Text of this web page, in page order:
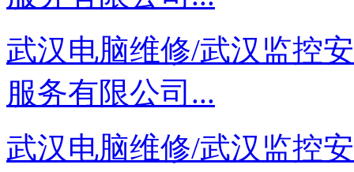
武汉电脑维修/武汉监控
服务有限公司...
武汉电脑维修/武汉监控